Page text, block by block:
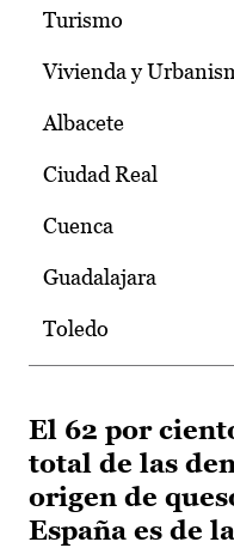
Turismo
Vivienda y
Albacete
Ciudad Real
Cuenca
Guadalajara
Toledo
El 62 por
total de las
origen de
España es de